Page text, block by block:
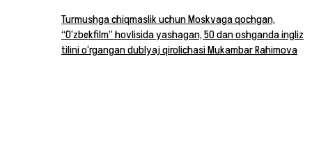
Turmushga chiqmaslik uchun Moskvaga qochgan,
“O‘zbekfilm” hovlisida yashagan, 50 dan oshganda ingliz
tilini o‘rgangan dublyaj qirolichasi Mukambar Rahimova